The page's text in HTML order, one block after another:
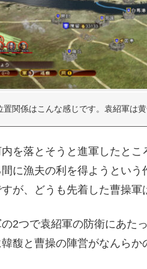
置関係はこんな感じです。袁紹軍は
を落とそうと進軍したとこ
に漁夫の利を得ようという
が、どうも先着した曹操軍
2つで袁紹軍の防衛にあた
馥と曹操の陣営がなんら